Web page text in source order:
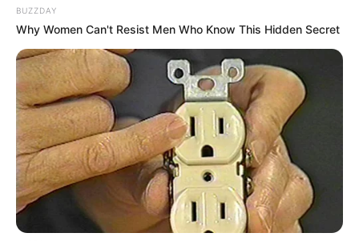
BUZZDAY
Why Women Can't Resist Men Who Know This Hidden Secret